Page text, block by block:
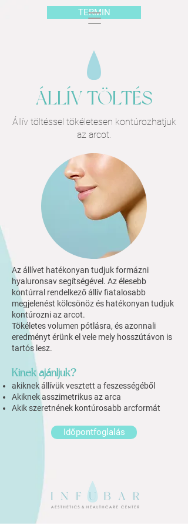
TERMIN
ÁLLÍV TÖLTÉS
Állív töltéssel tökéletesen kontúrozhatjuk
az arcot.
Az állívet hatékonyan tudjuk formázni
hyaluronsav segítségével. Azélesebb
kontúrral rendelkező állív fiatalosabb
megjelenést kölcsönöz és hatékonyan tudjuk
kontúrozni az arcot.
Tökéletes volumen pótlásra, és azonnali
eredményt érünk el vele mely hosszútávon is
tartós lesz.
Kinek ajánljuk?
akiknek állívük vesztett a feszességéből
Akiknek asszimetrikus az arca
Akik szeretnének kontúrosabb arcformát
Időpontfoglalás